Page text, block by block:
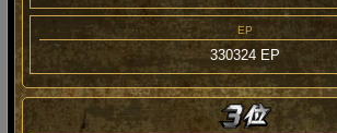
EP
330324 EP